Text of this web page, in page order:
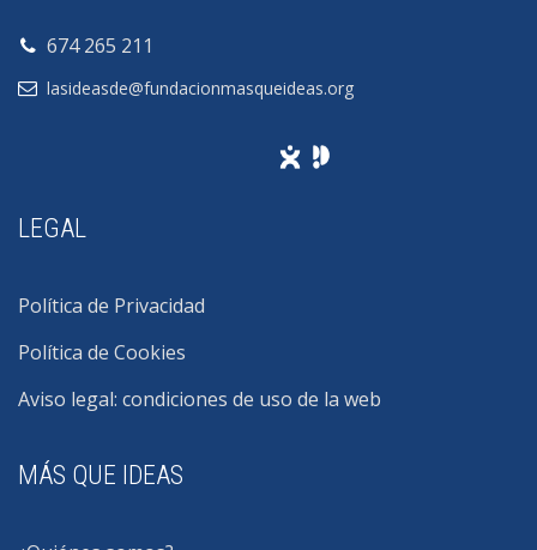
674 265 211
lasideasde@fundacionmasqueideas.org
LEGAL
Política de Privacidad
Política de Cookies
Aviso legal: condiciones de uso de la web
MÁS QUE IDEAS